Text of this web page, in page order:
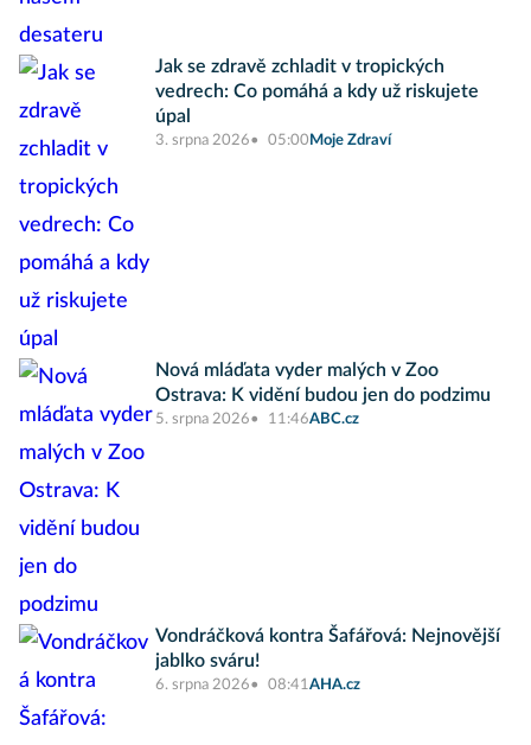
Jak se zdravě zchladit v tropických
vedrech: Co pomáhá a kdy už riskujete
úpal
3. srpna 2026 05:00 Moje Zdraví
Nová mláďata vyder malých v Zoo
Ostrava: K vidění budou jen do podzimu
5. srpna 2026 11:46ABC.cz
Vondráčková kontra Šafářová: Nejnovější
jablko sváru!
6. srpna 2026 08:41AHA.cz